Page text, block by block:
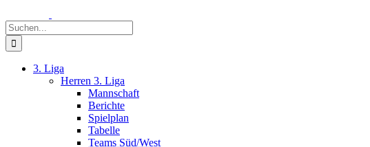
Suche
nach:
3. Liga
Herren 3. Liga
Mannschaft
Berichte
Spielplan
Tabelle
Teams Süd/West